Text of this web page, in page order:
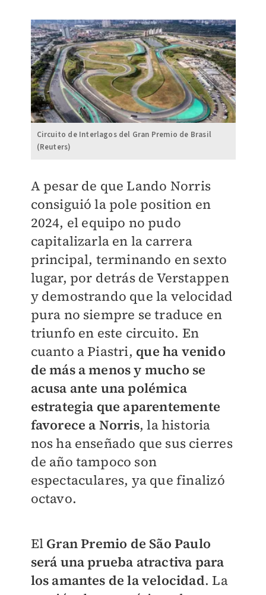
Circuito de Interlagos del Gran Premio de Brasil
(Reuters)
A pesar de que Lando Norris
consiguió la pole position en
2024, el equipo no pudo
capitalizarla en la carrera
principal, terminando en sexto
lugar, por detrás de Verstappen
y demostrando que la velocidad
pura no siempre se traduce en
triunfo en este circuito. En
cuanto a Piastri, que ha venido
de más a menos y mucho se
acusa ante una polémica
estrategia que aparentemente
favorece a Norris, la historia
nos ha enseñado que sus cierres
de año tampoco son
espectaculares, ya que finalizó
octavo.
El Gran Premio de São Paulo
será una prueba atractiva para
los amantes de la velocidad. La